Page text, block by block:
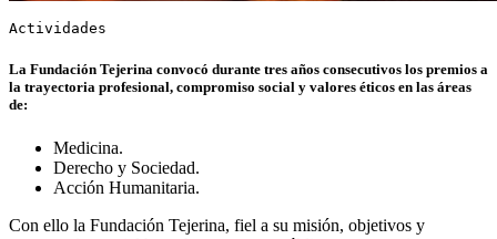
Actividades
La Fundación Tejerina convocó durante tres años consecutivos los premios a
la trayectoria profesional, compromiso social y valores éticos en las áreas
de:
Medicina.
Derecho y Sociedad.
Acción Humanitaria.
Con ello la Fundación Tejerina, fiel a su misión, objetivos y